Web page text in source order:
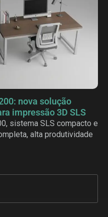
nova solução
impressão 3D SLS
sistema SLS compacto e
alta produtividade